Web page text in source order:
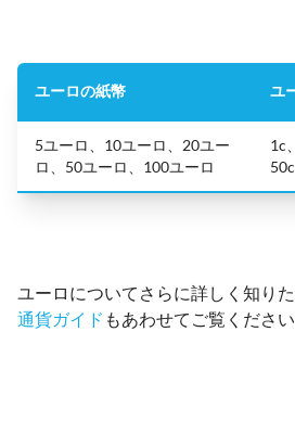
ユーロの紙幣 ユ
5ユーロ、10ユーロ、20ユー
ロ、50ユーロ、100ユーロ
1c
ユーロについてさらに詳しく知りた
通貨ガイド もあわせてご覧ください